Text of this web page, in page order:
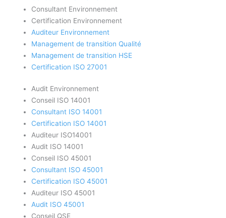
Consultant Environnement
Certification Environnement
Auditeur Environnement
Management de transition Qualité
Management de transition HSE
Certification ISO 27001
Audit Environnement
Conseil ISO 14001
Consultant ISO 14001
Certification ISO 14001
Auditeur ISO14001
Audit ISO 14001
Conseil ISO 45001
Consultant ISO 45001
Certification ISO 45001
Auditeur ISO 45001
Audit ISO 45001
Conseil QSE